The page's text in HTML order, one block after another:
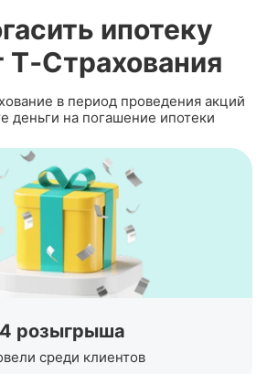
ипотеку
Т‑Страхования
в период проведения акций
деньги на погашение ипотеки
4 розыгрыша
среди клиентов